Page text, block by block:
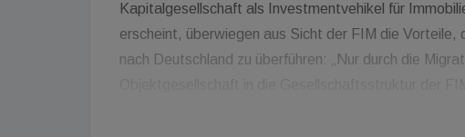
Kapitalgesellschaft als Investmentvehikel für
erscheint, überwiegen aus Sicht der FIM die
nach Deutschland zu überführen: „Nur durch die